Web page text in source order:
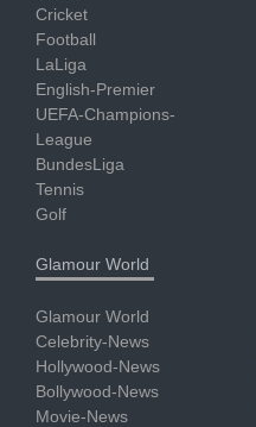
Cricket
Football
LaLiga
English-Premier
UEFA-Champions-
League
BundesLiga
Tennis
Golf
Glamour World
Glamour World
Celebrity-News
Hollywood-News
Bollywood-News
Movie-News